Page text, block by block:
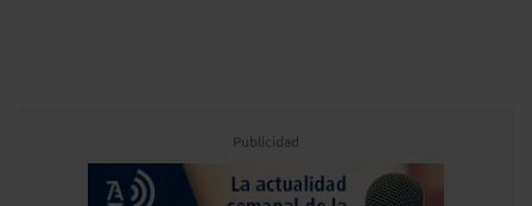
Publicidad